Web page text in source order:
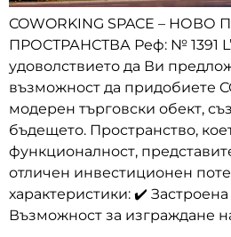
COWORKING SPACE –
ПРОСТРАНСТВА Реф: № 1391
удоволствието да Ви
възможност да придобиете
модерен търговски обект,
бъдещето. Пространство,
функционалност,
отличен инвестиционен
характеристики: ✔️
Възможност за изграждане